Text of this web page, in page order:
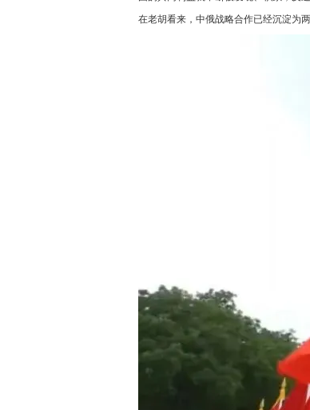
在老胡看来，中俄战略合作已经沉淀为